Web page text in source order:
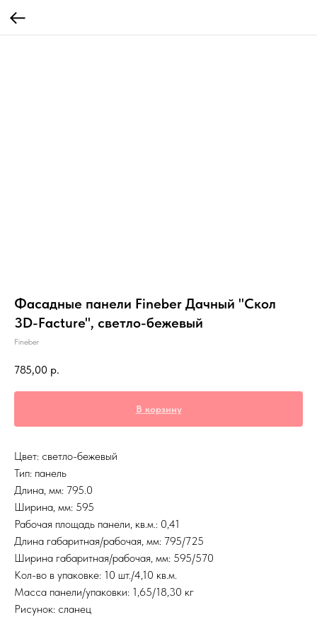
Фасадные панели Fineber Дачный "Скол
3D-Facture", cветло-бежевый
Fineber
785,00 р.
В корзину
Цвет: cветло-бежевый
Тип: панель
Длина, мм: 795.0
Ширина, мм: 595
Рабочая площадь панели, кв.м.: 0,41
Длина габаритная/рабочая, мм: 795/725
Ширина габаритная/рабочая, мм: 595/570
Кол-во в упаковке: 10 шт./4,10 кв.м.
Масса панели/упаковки: 1,65/18,30 кг
Рисунок: сланец